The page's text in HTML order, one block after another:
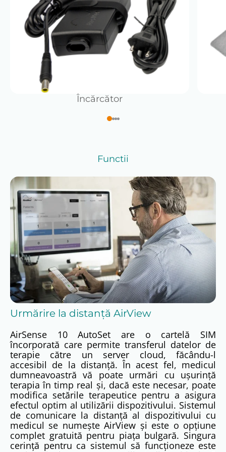
AirSense 10 AutoSet începe să funcționeze automat
cu presiunea de pornire (inferioară) selectată și
garantează un somn odihnitor datorită algoritmului
inovator și dovedit clinic pentru reglarea presiunii
terapeutice, în limitele stabilite în prealabil de medicul
curant. După utilizare, puteți vedea cu ușurință
informații rezumate despre terapie (pe afișajul
digital), care sunt, de asemenea, disponibile în timp
real pentru medicul dumneavoastră curant. Dacă
parametrii terapiei tale, ci și poate modifica setările
accesate doar de un medic la alegerea dvs.
Algoritmul inovator AutoSet brevetat de la ResMed
ajustează cu precizie presiunea terapeutică,
respirație cu respirație, pentru a satisface nevoile
individuale ale fiecărui utilizator în timpul terapiei.
Drept urmare, utilizatorii primesc cea mai mică
presiune terapeutică posibilă necesară unei terapii
eficiente și confortabile. Menținerea presiunii cât mai
scăzute asigură o senzație maximă naturală în timpul
terapiei și garantează eficacitatea acesteia la un nivel
extrem de ridicat de confort.
După ce adormi, dispozitivul tău AutoSet răspunde
prin creșterea presiunii în funcție de trei parametri
diferiți în funcție de gradul de limitare a fluxului de
aer: limitarea debitului inspirator, sforăitul și apnee.
Când este detectată o obstrucție a căilor aeriene
superioare, dispozitivul AutoSet începe să crească
presiunea până când evenimentul este eliminat.
Aparatul AutoSet estimează și reglează presiunea
terapeutică în funcție de valoarea medie a ultimelor
trei cicluri de respirație. Dispozitivul AutoSet
răspunde la hipopnee (restricționare parțială a
fluxului) numai atunci când acestea sunt asociate cu
obstrucția fluxului de aer.Hiponeele care nu sunt
legate de
blocarea
fluxului nu
Încărcător
Functii
Urmărire la distanță AirView
AirSense 10 AutoSet are o cartelă SIM
încorporată care permite transferul datelor de
terapie către un server cloud, făcându-l
accesibil de la distanță. În acest fel, medicul
dumneavoastră vă poate urmări cu ușurință
terapia în timp real și, dacă este necesar, poate
modifica setările terapeutice pentru a asigura
efectul optim al utilizării dispozitivului. Sistemul
de comunicare la distanță al dispozitivului cu
medicul se numește AirView și este o opțiune
complet gratuită pentru piața bulgară. Singura
cerință pentru ca sistemul să funcționeze este